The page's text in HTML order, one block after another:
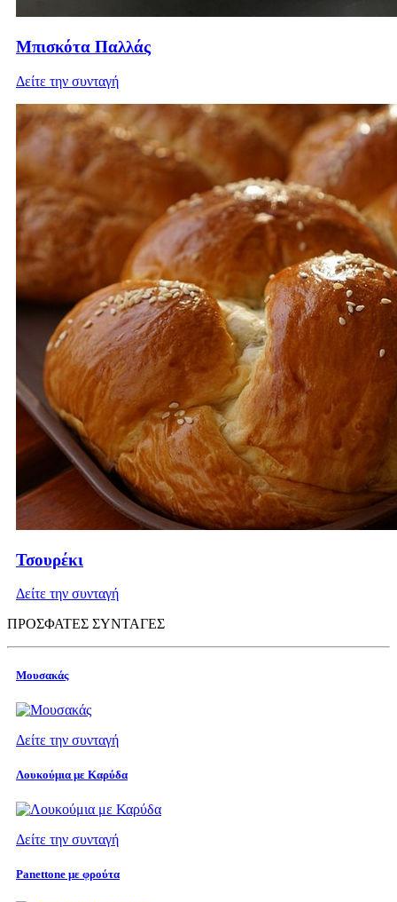
Μπισκότα Παλλάς
Δείτε την συνταγή
Τσουρέκι
Δείτε την συνταγή
ΠΡΟΣΦΑΤΕΣ ΣΥΝΤΑΓΕΣ
Μουσακάς
Δείτε την συνταγή
Λουκούμια με Καρύδα
Δείτε την συνταγή
Panettone με φρούτα